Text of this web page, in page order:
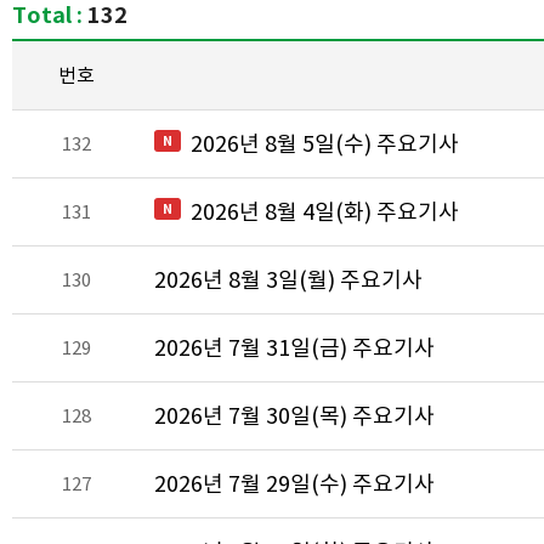
Total : 132
번호
132 2026년 8월 5일(수) 주요기사
131 2026년 8월 4일(화) 주요기사
130 2026년 8월 3일(월) 주요기사
129 2026년 7월 31일(금) 주요기사
128 2026년 7월 30일(목) 주요기사
127 2026년 7월 29일(수) 주요기사